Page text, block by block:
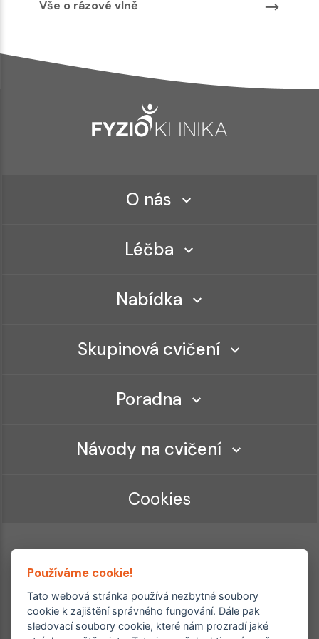
Vše o rázové vlně
O nás
Léčba
Nabídka
Skupinová cvičení
Poradna
Návody na cvičení
Cookies
Ordinace roku
Používáme cookie!
Tato webová stránka používá nezbytné soubory
cookie k zajištění správného fungování. Dále pak
sledovací soubory cookie, které nám prozradí jaké